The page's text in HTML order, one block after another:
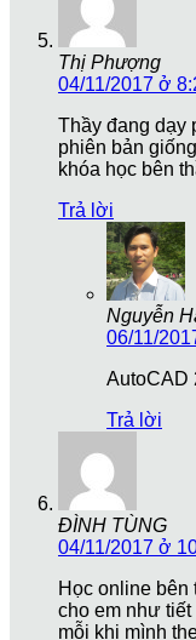
Thị Phượng
04/11/2017 ở
Thầy đang dạy
phiên bản
khóa học bên
Trả lời
Nguyễn
06/11/
AutoCAD
Trả lời
ĐÌNH TÙNG
04/11/2017 ở
Học online bên
cho em như
mỗi khi mình